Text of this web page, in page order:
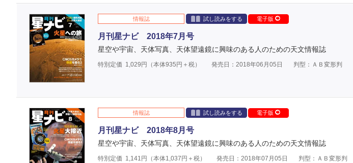
情報誌 試し読みをする 電子版
月刊星ナビ 2018年7月号
星空や宇宙、天体写真、天体望遠鏡に興味のある人のための天文情報誌
特別定価 1,029 円（本体935 円＋税） 発売日：2018年06月05日 判型：ＡＢ変形判
情報誌 試し読みをする 電子版
月刊星ナビ 2018年8月号
星空や宇宙、天体写真、天体望遠鏡に興味のある人のための天文情報誌
特別定価 1,141 円（本体1,037 円＋税） 発売日：2018年07月05日 判型：ＡＢ変形判